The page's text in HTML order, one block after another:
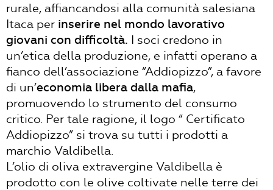
rurale, affiancandosi alla comunità salesiana
Itaca per inserire nel mondo lavorativo
giovani con difficoltà. I soci credono in
un’etica della produzione, e infatti operano a
fianco dell’associazione “Addiopizzo”, a favore
di un’economia libera dalla mafia,
promuovendo lo strumento del consumo
critico. Per tale ragione, il logo “ Certificato
Addiopizzo” si trova su tutti i prodotti a
marchio Valdibella.
L’olio di oliva extravergine Valdibella è
prodotto con le olive coltivate nelle terre dei